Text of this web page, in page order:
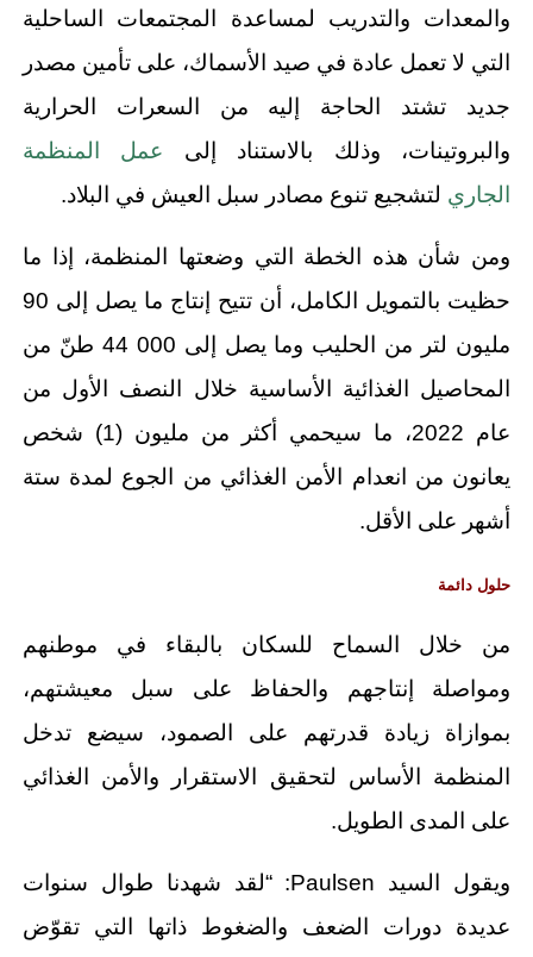
والمعدات والتدريب لمساعدة المجتمعات الساحلية
التي لا تعمل عادة في صيد الأسماك، على تأمين مصدر
جديد تشتد الحاجة إليه من السعرات الحرارية
والبروتينات، وذلك بالاستناد إلى عمل المنظمة
الجاري لتشجيع تنوع مصادر سبل العيش في البلاد.
ومن شأن هذه الخطة التي وضعتها المنظمة، إذا ما
حظيت بالتمويل الكامل، أن تتيح إنتاج ما يصل إلى 90
مليون لتر من الحليب وما يصل إلى 000 44 طنّ من
المحاصيل الغذائية الأساسية خلال النصف الأول من
عام 2022، ما سيحمي أكثر من مليون (1) شخص
يعانون من انعدام الأمن الغذائي من الجوع لمدة ستة
أشهر على الأقل.
حلول دائمة
من خلال السماح للسكان بالبقاء في موطنهم
ومواصلة إنتاجهم والحفاظ على سبل معيشتهم،
بموازاة زيادة قدرتهم على الصمود، سيضع تدخل
المنظمة الأساس لتحقيق الاستقرار والأمن الغذائي
على المدى الطويل.
ويقول السيد Paulsen: “لقد شهدنا طوال سنوات
عديدة دورات الضعف والضغوط ذاتها التي تقوّض